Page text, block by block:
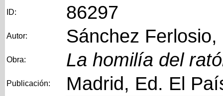
ID: 86297
Autor: Sánchez Ferlosio,
Obra: La homilía del
Publicación: Madrid, Ed. El